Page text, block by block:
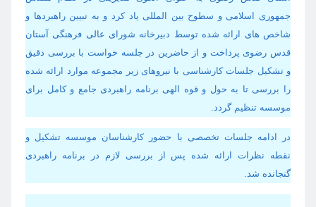
جمهوری اسلامی و سطوح بین المللی یاد کرد و به تبیین راهبردها و
شاخص های ارائه شده توسط دبیرخانه شورای عالی فرهنگی آستان
قدس رضوی پرداخت و از حاضرین در جلسه خواست با بررسی دقیق
و تشکیل جلسات کارشناسی با نیروهای زیر مجموعه موارد ارائه شده
را بررسی تا به حول و قوه الهی برنامه راهبردی جامع و کامل برای
موسسه تنظیم گردد.
در ادامه جلسات تخصصی با حضور کارشناسان موسسه تشکیل و
نقطه نظرات ارائه شده پس از بررسی لازم در برنامه راهبردی
گنجانده شد.